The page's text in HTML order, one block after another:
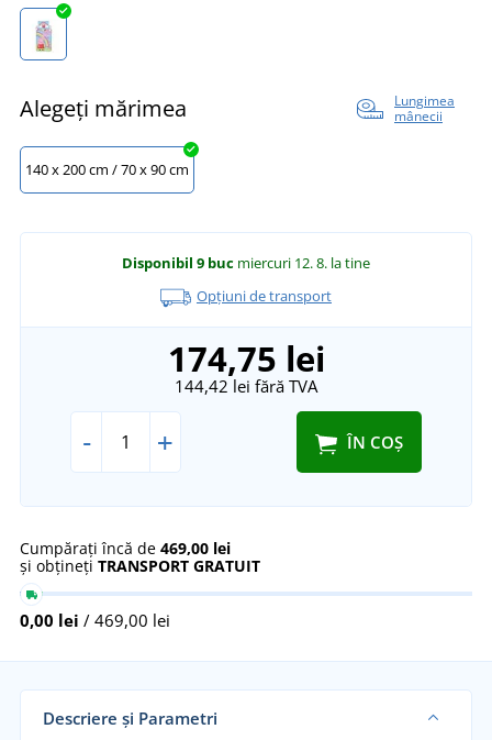
Alegeți mărimea
Lungimea
mânecii
140 x 200 cm / 70 x 90 cm
Disponibil 9 buc miercuri 12. 8. la tine
Opțiuni de transport
174,75 lei
144,42 lei fără TVA
- + ÎN COȘ
Cumpărați încă de 469,00 lei
și obțineți TRANSPORT GRATUIT
0,00 lei / 469,00 lei
Descriere și Parametri